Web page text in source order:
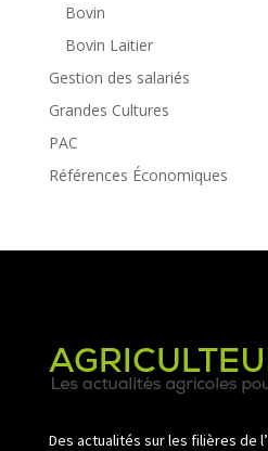
Bovin
Bovin Laitier
Gestion des salariés
Grandes Cultures
PAC
Références Économiques
Des actualités sur les filières de l’